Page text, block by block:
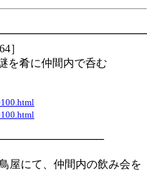
］
を肴に仲間内で呑む
屋にて、仲間内の飲み会を